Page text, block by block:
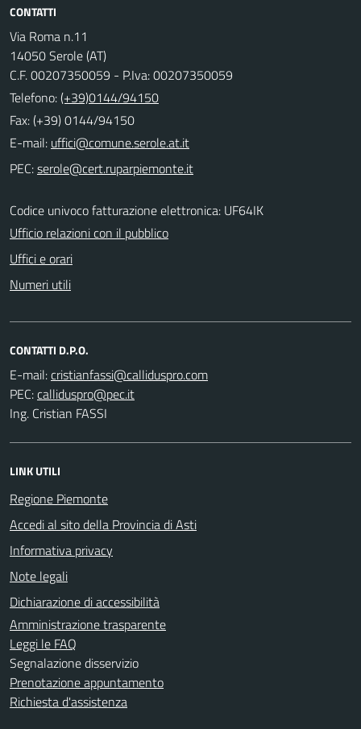
CONTATTI
Via Roma n.11
14050 Serole (AT)
C.F. 00207350059 - P.Iva: 00207350059
Telefono:(+39)0144/94150
Fax: (+39) 0144/94150
E-mail:
PEC:
Codice univoco fatturazione elettronica: UF64IK
Ufficio relazioni con il pubblico
Uffici e orari
Numeri utili
CONTATTI D.P.O.
E-mail:
PEC:
Ing. Cristian FASSI
LINK UTILI
Regione Piemonte
Accedi al sito della Provincia di Asti
Informativa privacy
Note legali
Dichiarazione di accessibilità
Amministrazione trasparente
Leggi le FAQ
Segnalazione disservizio
Prenotazione appuntamento
Richiesta d'assistenza